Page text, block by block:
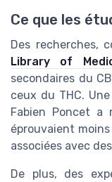
Ce que les
Des recherches,
Library of
secondaires du
ceux du THC.
Fabien Poncet a
éprouvaient
associées avec
De plus, des